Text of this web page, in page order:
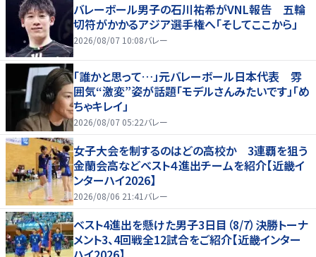
バレーボール男子の石川祐希がVNL報告 五輪
切符がかかるアジア選手権へ「そしてここから」
2026/08/07 10:08バレー
「誰かと思って…」元バレーボール日本代表 雰
囲気“激変”姿が話題「モデルさんみたいです」「め
ちゃキレイ」
2026/08/07 05:22バレー
女子大会を制するのはどの高校か 3連覇を狙う
金蘭会高などベスト４進出チームを紹介【近畿イ
ンターハイ2026】
2026/08/06 21:41 バレー
ベスト4進出を懸けた男子3日目（8/7）決勝トーナ
メント3、4回戦全12試合をご紹介【近畿インター